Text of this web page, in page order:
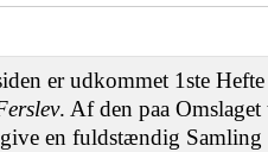
er udkommet 1ste
. Af den paa
en fuldstændig